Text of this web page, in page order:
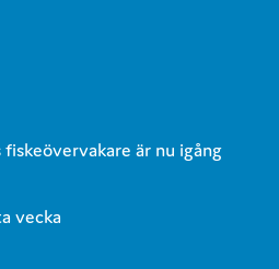
är nu igång
vecka